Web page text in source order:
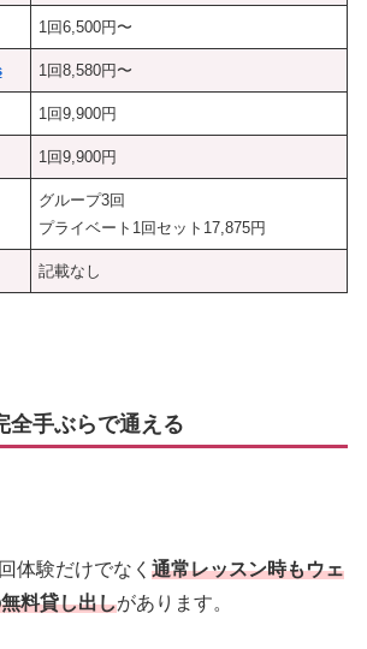
1回6,500円〜
1回8,580円〜
1回9,900円
1回9,900円
グループ3回
プライベート1回セット17,875円
記載なし
手ぶらで通える
体験だけでなく 通常レッスン時もウェ
料貸し出しがあります。